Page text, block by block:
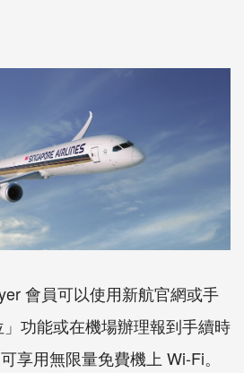
會員可以使用新航官網或手
功能或在機場辦理報到手續時
享用無限量免費機上 Wi-Fi。